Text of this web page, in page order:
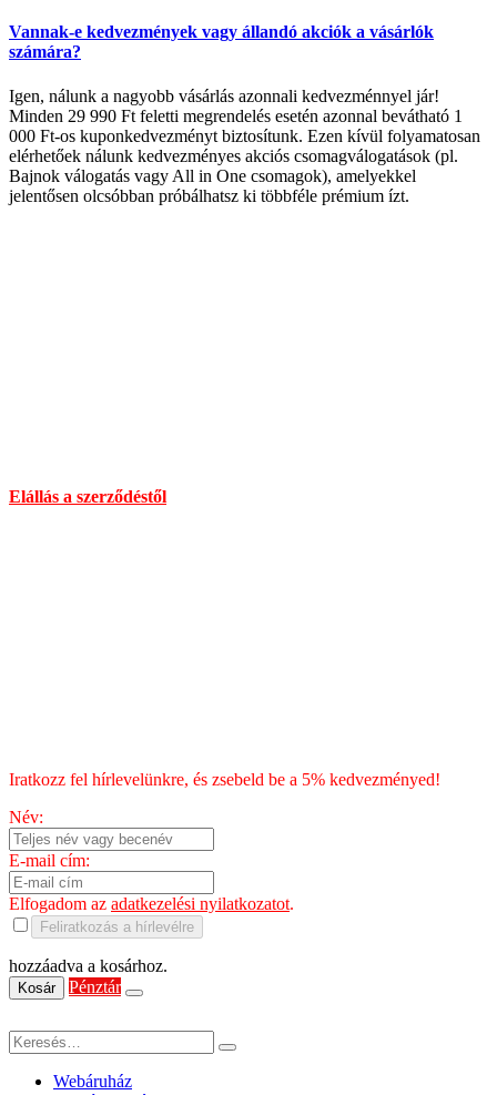
Vannak-e kedvezmények vagy állandó akciók a vásárlók
számára?
Igen, nálunk a nagyobb vásárlás azonnali kedvezménnyel jár!
Minden 29 990 Ft feletti megrendelés esetén azonnal bevátható 1
000 Ft-os kuponkedvezményt biztosítunk. Ezen kívül folyamatosan
elérhetőek nálunk kedvezményes akciós csomagválogatások (pl.
Bajnok válogatás vagy All in One csomagok), amelyekkel
jelentősen olcsóbban próbálhatsz ki többféle prémium ízt.
Elállás a szerződéstől
Iratkozz fel hírlevelünkre, és zsebeld be a 5% kedvezményed!
Név:
E-mail cím:
Elfogadom az adatkezelési nyilatkozatot.
Feliratkozás a hírlevélre
hozzáadva a kosárhoz.
Kosár Pénztár
Webáruház